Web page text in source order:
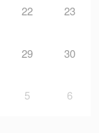
22 23
29 30
5 6